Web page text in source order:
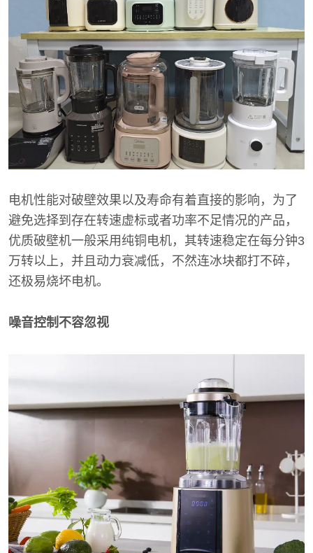
电机性能对破壁效果以及寿命有着直接的影响，为了
避免选择到存在转速虚标或者功率不足情况的产品，
优质破壁机一般采用纯铜电机，其转速稳定在每分钟3
万转以上，并且动力衰减低，不然连冰块都打不碎，
还极易烧坏电机。
噪音控制不容忽视